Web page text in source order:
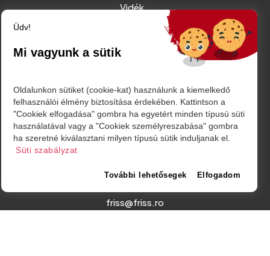
Vidék
Sport
RÓLUNK
IMPRESSZUM
ADATVÉDELMI TÁJÉKOZTATÓ
MÉDIAAJÁNLAT - REKLÁMOK
Amurgului utca 2. szám, Szatmárnémeti
friss@friss.ro
Üdv!
Mi vagyunk a sütik
Oldalunkon sütiket (cookie-kat) használunk a kiemelkedő
felhasználói élmény biztosítása érdekében. Kattintson a
"Cookiek elfogadása" gombra ha egyetért minden típusú süti
használatával vagy a "Cookiek személyreszabása" gombra
ha szeretné kiválasztani milyen típusú sütik induljanak el.
Süti szabályzat
További lehetősegek Elfogadom